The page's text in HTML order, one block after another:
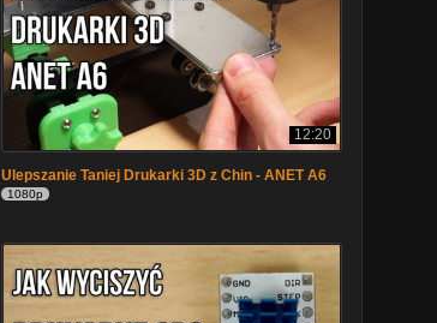
12:20
Ulepszanie Taniej Drukarki 3D z Chin - ANET A6
1080p